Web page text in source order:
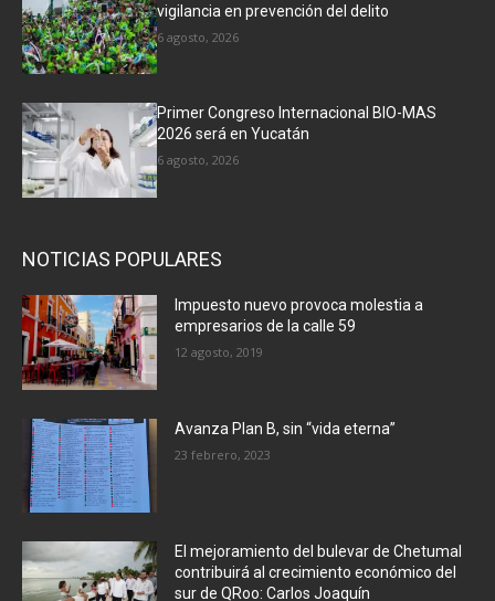
vigilancia en prevención del delito
6 agosto, 2026
Primer Congreso Internacional BIO-MAS
2026 será en Yucatán
6 agosto, 2026
NOTICIAS POPULARES
Impuesto nuevo provoca molestia a
empresarios de la calle 59
12 agosto, 2019
Avanza Plan B, sin “vida eterna”
23 febrero, 2023
El mejoramiento del bulevar de Chetumal
contribuirá al crecimiento económico del
sur de QRoo: Carlos Joaquín